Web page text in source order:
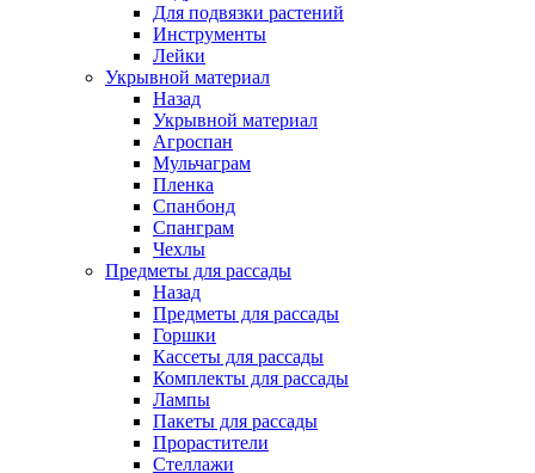
Для подвязки растений
Инструменты
Лейки
Укрывной материал
Назад
Укрывной материал
Агроспан
Мульчаграм
Пленка
Спанбонд
Спанграм
Чехлы
Предметы для рассады
Назад
Предметы для рассады
Горшки
Кассеты для рассады
Комплекты для рассады
Лампы
Пакеты для рассады
Прорастители
Стеллажи